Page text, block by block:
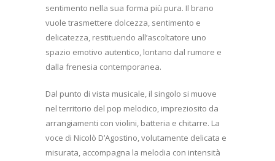
sentimento nella sua forma più pura. Il brano
vuole trasmettere dolcezza, sentimento e
delicatezza, restituendo all’ascoltatore uno
spazio emotivo autentico, lontano dal rumore e
dalla frenesia contemporanea.
Dal punto di vista musicale, il singolo si muove
nel territorio del pop melodico, impreziosito da
arrangiamenti con violini, batteria e chitarre. La
voce di Nicolò D’Agostino, volutamente delicata e
misurata, accompagna la melodia con intensità